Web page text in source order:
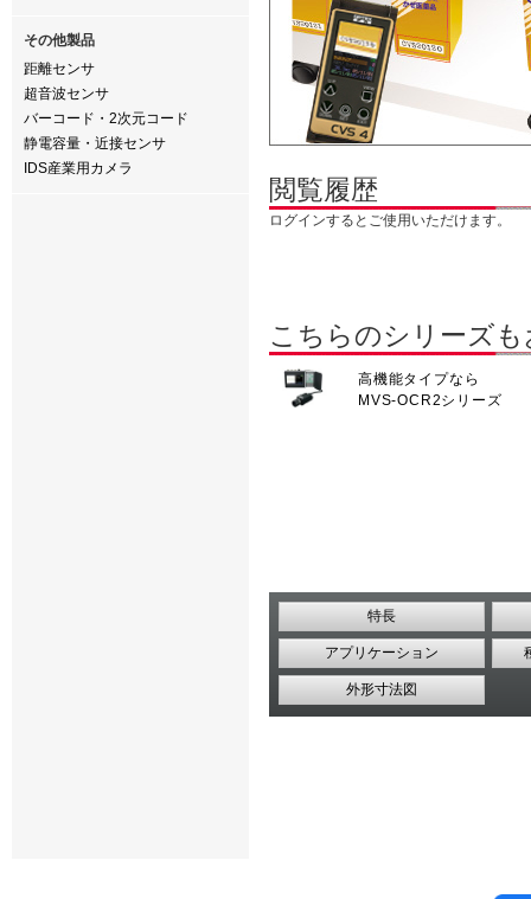
その他製品
距離センサ
超音波センサ
バーコード・2次元コード
静電容量・近接センサ
IDS産業用カメラ
閲覧履歴
ログインするとご使用いただけます。
こちらのシリーズ
高機能タイプなら
MVS-OCR2シリーズ
特長
アプリケーション
外形寸法図